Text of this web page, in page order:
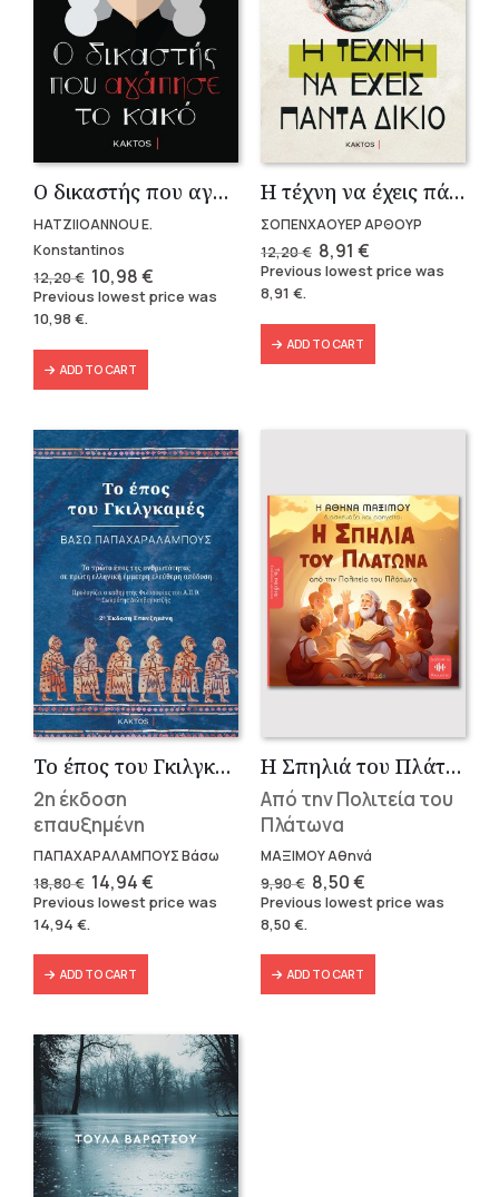
Ο δικαστής που αγάπησε το κακό
HATZIIOANNOU E.
Konstantinos
12,20€ Original
price
was:
10,98€Current
price
is:
Previous lowest price was
10,98 €.
ADD TO CART
Η τέχνη να έχεις πάντα δίκαιο
ΣΟΠΕΝΧΑΟΥΕΡ ΑΡΘΟΥΡ
12,20€ Original
price
was:
8,91 €Current
price
is:
Previous lowest price was
8,91 €.
ADD TO CART
Το έπος του Γκιλγκαμές
2η έκδοση
επαυξημένη
ΠΑΠΑΧΑΡΑΛΑΜΠΟΥΣ Βάσω
18,80€ Original
price
was:
18,80 €.
14,94€Current
price
is:
Previous lowest price was
14,94 €.
ADD TO CART
Η Σπηλιά του Πλάτωνα
Από την Πολιτεία του
Πλάτωνα
ΜΑΞΙΜΟΥ Αθηνά
9,90€ Original
price
was:
8,50€Current
price
is:
Previous lowest price was
8,50€.
ADD TO CART